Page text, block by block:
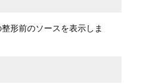
形前のソースを表示しま